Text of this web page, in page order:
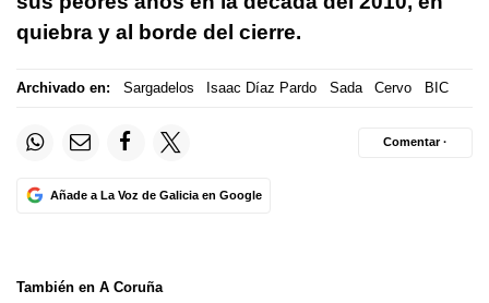
quiebra y al borde del cierre.
Archivado en: Sargadelos Isaac Díaz Pardo Sada Cervo BIC
Añade a La Voz de Galicia en Google
Comentar ·
También en A Coruña